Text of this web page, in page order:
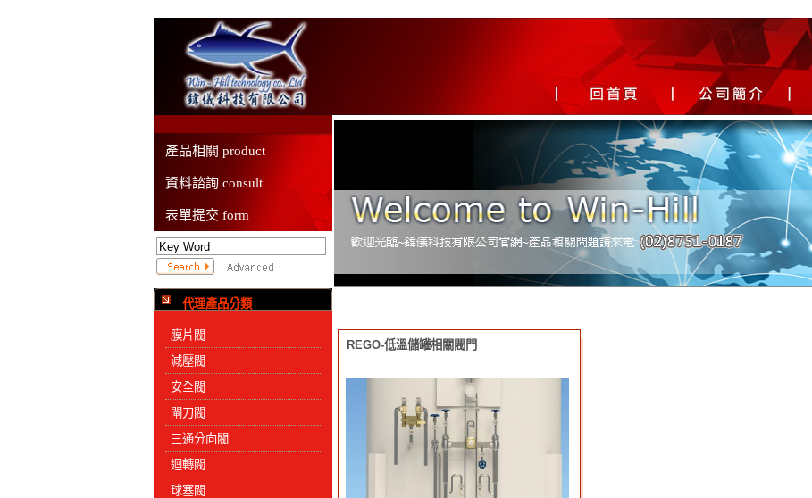
產品相關 product
資料諮詢 consult
表單提交 form
代理產品分類
膜片閥
減壓閥
安全閥
閘刀閥
三通分向閥
迴轉閥
球塞閥
REGO-低溫儲罐相關閥門